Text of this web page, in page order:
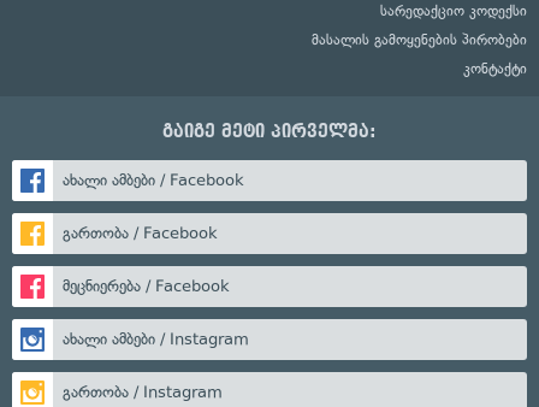
სარედაქციო კოდექსი
მასალის გამოყენების პირობები
კონტაქტი
გაიგე მეტი პირველმა:
ახალი ამბები / Facebook
გართობა / Facebook
მეცნიერება / Facebook
ახალი ამბები / Instagram
გართობა / Instagram